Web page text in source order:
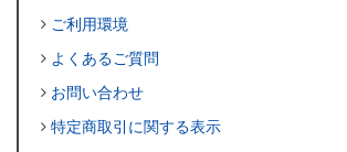
ご利用環境
よくあるご質問
お問い合わせ
特定商取引に関する表示